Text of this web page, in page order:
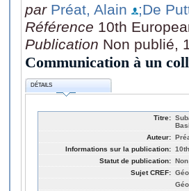
par Préat, Alain
;De
Référence 10th
Publication Non publié,
Communication à un
DÉTAILS
Titre:
Auteur:
Informations sur la publication:
Statut de publication:
Sujet CREF: